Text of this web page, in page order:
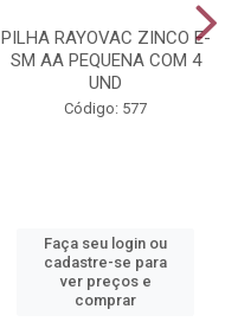
PILHA RAYOVAC ZINCO E-
SM AA PEQUENA COM 4
UND
Código: 577
Faça seu login ou
cadastre-se para
ver preços e
comprar